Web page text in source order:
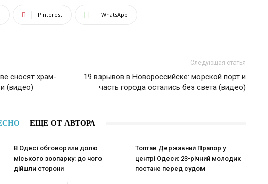
Pinterest WhatsApp
сносят храм-
(видео)
Следующая статья
19 взрывов в Новороссийске: морской порт и
часть города остались без света (видео)
ЕЩЕ ОТ АВТОРА
В Одесі обговорили долю
міського зоопарку: до чого
дійшли сторони
Топтав Державний Прапор у
центрі Одеси: 23-річний молодик
постане перед судом